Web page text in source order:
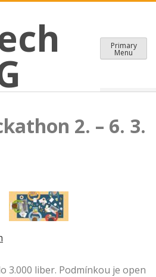
Primary
Menu
2. – 6. 3.
3.000 liber. Podmínkou je open